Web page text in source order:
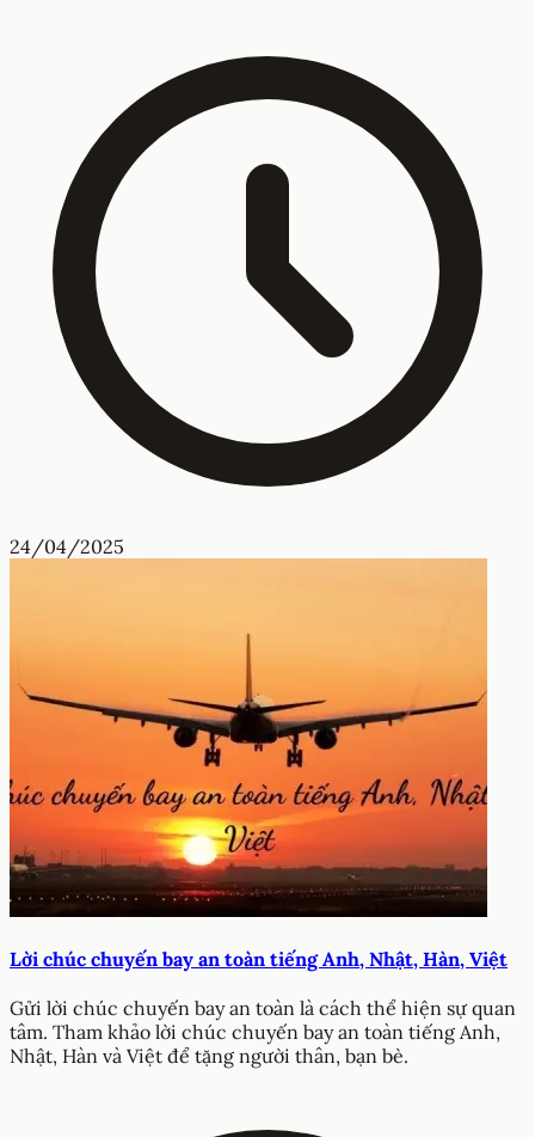
24/04/2025
Lời chúc chuyến bay an toàn tiếng Anh, Nhật, Hàn, Việt
Gửi lời chúc chuyến bay an toàn là cách thể hiện sự quan
tâm. Tham khảo lời chúc chuyến bay an toàn tiếng Anh,
Nhật, Hàn và Việt để tặng người thân, bạn bè.